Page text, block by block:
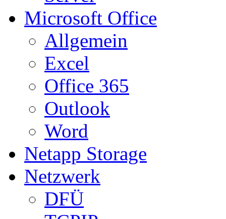
Microsoft Office
Allgemein
Excel
Office 365
Outlook
Word
Netapp Storage
Netzwerk
DFÜ